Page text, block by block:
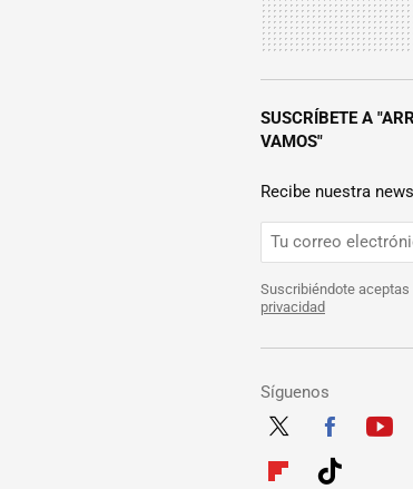
SUSCRÍBETE A
VAMOS"
Recibe nuestra
Suscribiéndote aceptas
privacidad
Síguenos
Twit
Fac